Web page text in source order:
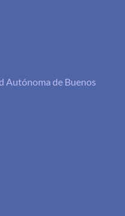
Autónoma de Buenos